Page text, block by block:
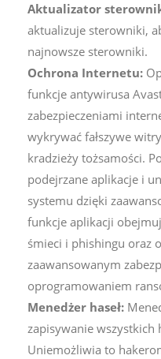
Aktualizator
aktualizuje sterowniki,
najnowsze sterowniki.
Ochrona Internetu:
funkcje antywirusa
zabezpieczeniami
wykrywać fałszywe
kradzieży tożsamości.
podejrzane aplikacje i
systemu dzięki
funkcje aplikacji
śmieci i phishingu oraz
zaawansowanym
oprogramowaniem
Menedżer haseł:
zapisywanie wszystkich
Uniemożliwia to